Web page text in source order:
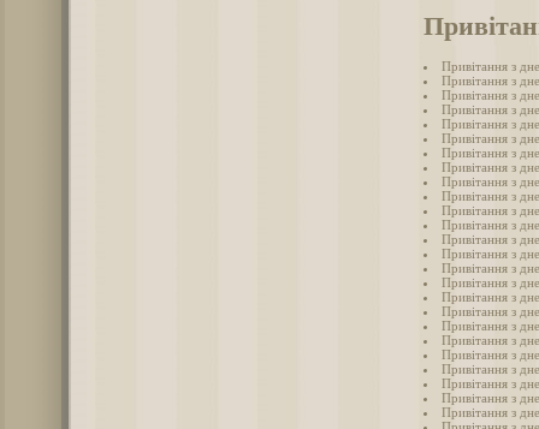
Привітання з
Привітання з
Привітання з
Привітання з
Привітання з
Привітання з
Привітання з
Привітання з
Привітання з
Привітання з
Привітання з
Привітання з
Привітання з
Привітання з
Привітання з
Привітання з
Привітання з
Привітання з
Привітання з
Привітання з
Привітання з
Привітання з
Привітання з
Привітання з
Привітання з